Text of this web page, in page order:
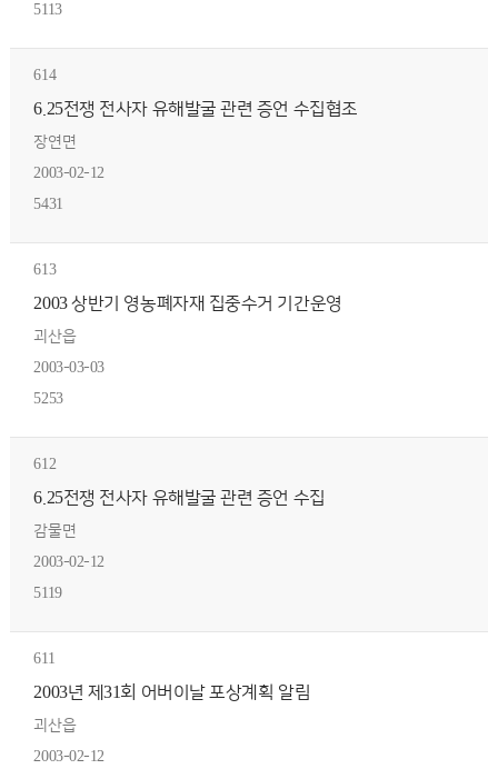
5113
614
6.25전쟁 전사자 유해발굴 관련 증언 수집협조
장연면
2003-02-12
5431
613
2003 상반기 영농폐자재 집중수거 기간운영
괴산읍
2003-03-03
5253
612
6.25전쟁 전사자 유해발굴 관련 증언 수집
감물면
2003-02-12
5119
611
2003년 제31회 어버이날 포상계획 알림
괴산읍
2003-02-12